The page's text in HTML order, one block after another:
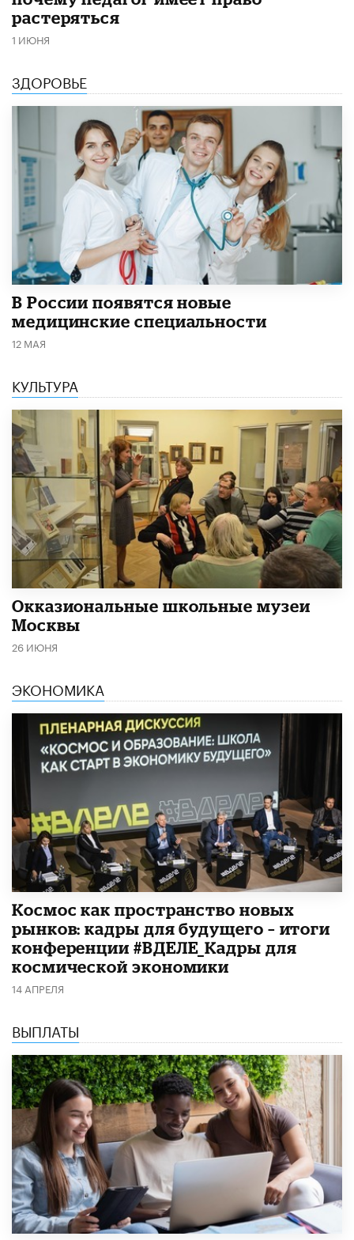
растеряться
1 ИЮНЯ
ЗДОРОВЬЕ
В России появятся новые
медицинские специальности
12 МАЯ
КУЛЬТУРА
​Окказиональные школьные музеи
Москвы
26 ИЮНЯ
ЭКОНОМИКА
Космос как пространство новых
рынков: кадры для будущего – итоги
конференции #ВДЕЛЕ_Кадры для
космической экономики
14 АПРЕЛЯ
ВЫПЛАТЫ